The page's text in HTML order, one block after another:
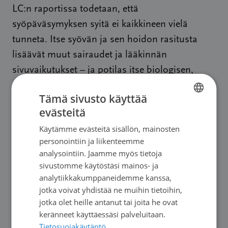
LC:n raportissa todetaan, että
syöpäväsymyksen syitä ei kaikkineen vielä
tunneta. Itse syövän ja sen hoidon rasitusta
lisäävät muut sairaudet ja lääkinnän
sivuvaikutukset – ja potilas itse biologisen,
psykologisen ja sosiaalisen taustansa
perusteella. Erilaiset altistukset, tulehdukset ja
masennus vaikuttavat siihen, miten väsymys
meidän elämän laatuamme rapauttaa.
Syöpäuupumuksen seulontaan, toteamiseen ja
hoitoonEuropean Society for Medical
Oncology(ESMO) on laatinut ohjeistusta.
Väsymys on kuitenkin hyvin yksilöllinen olotila.
Sen toteaminen ja hoito riippuu ratkaisevasti
SWEDISH
Tämä sivusto käyttää
evästeitä
Käytämme evästeitä sisällön, mainosten
personointiin ja liikenteemme
analysointiin. Jaamme myös tietoja
sivustomme käytöstäsi mainos- ja
analytiikkakumppaneidemme kanssa,
jotka voivat yhdistää ne muihin tietoihin,
jotka olet heille antanut tai joita he ovat
keränneet käyttäessäsi palveluitaan.